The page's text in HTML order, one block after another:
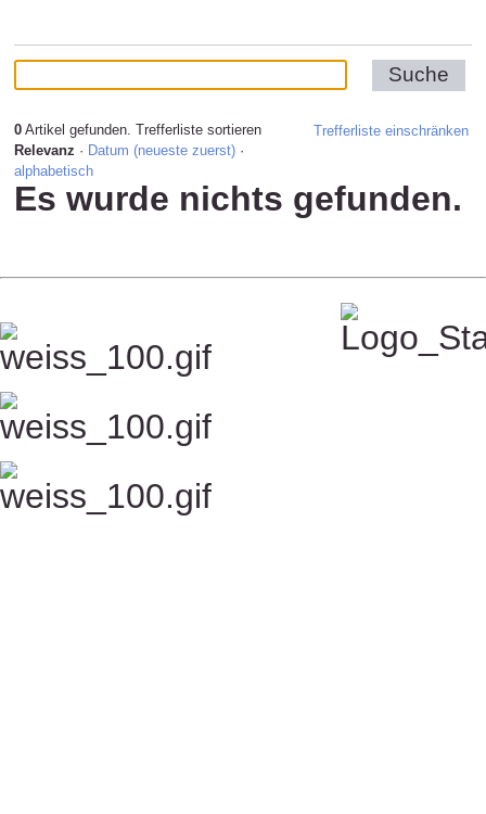
0Artikel gefunden. Trefferliste einschränken
Trefferliste sortieren
Relevanz · Datum (neueste zuerst) ·
alphabetisch
Es wurde nichts gefunden.